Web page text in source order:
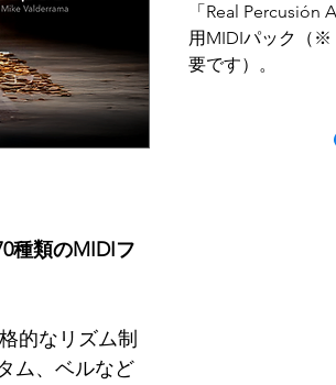
種類のMIDIフ
的なリズム制
ム、ベルなど
「Real
用MIDIパック（※
要です）。